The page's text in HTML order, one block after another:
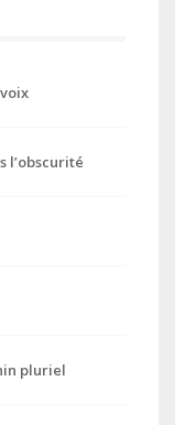
l’obscurité
pluriel